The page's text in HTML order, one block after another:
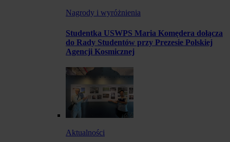
Nagrody i wyróżnienia
Studentka USWPS Maria Komędera dołącza
do Rady Studentów przy Prezesie Polskiej
Agencji Kosmicznej
Aktualności